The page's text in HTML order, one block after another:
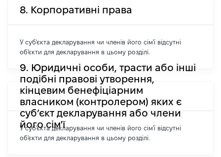
8. Корпоративні права
У суб'єкта декларування чи членів його сім'ї відсутні
об'єкти для декларування в цьому розділі.
9. Юридичні особи, трасти або інші
подібні правові утворення,
кінцевим бенефіціарним
власником (контролером) яких є
суб’єкт декларування або члени
його сім'ї
У суб'єкта декларування чи членів його сім'ї відсутні
об'єкти для декларування в цьому розділі.